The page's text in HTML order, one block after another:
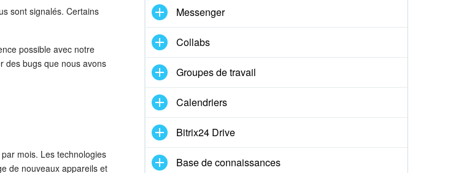
sont signalés. Certains
possible avec notre
des bugs que nous avons
mois. Les technologies
de nouveaux appareils et
Messenger
Collabs
Groupes de travail
Calendriers
Bitrix24 Drive
Base de connaissances